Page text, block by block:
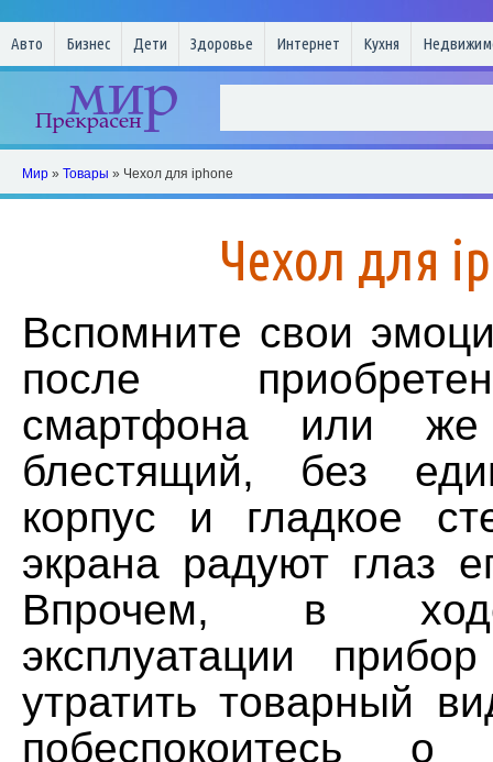
Авто Бизнес Дети Здоровье Интернет Кухня
Мир » Товары » Чехол для iphone
Чехол для
Вспомните свои
после
смартфона или
блестящий, без
корпус и гладкое
экрана радуют глаз
Впрочем, в
эксплуатации
утратить товарный
побеспокоитесь